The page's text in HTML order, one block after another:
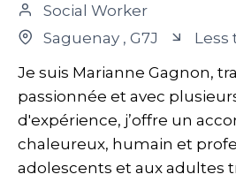
Social Worker
Saguenay , G7J
Less
Je suis Marianne Gagnon,
passionnée et avec
d'expérience, j’offre un
chaleureux, humain et
adolescents et aux adultes